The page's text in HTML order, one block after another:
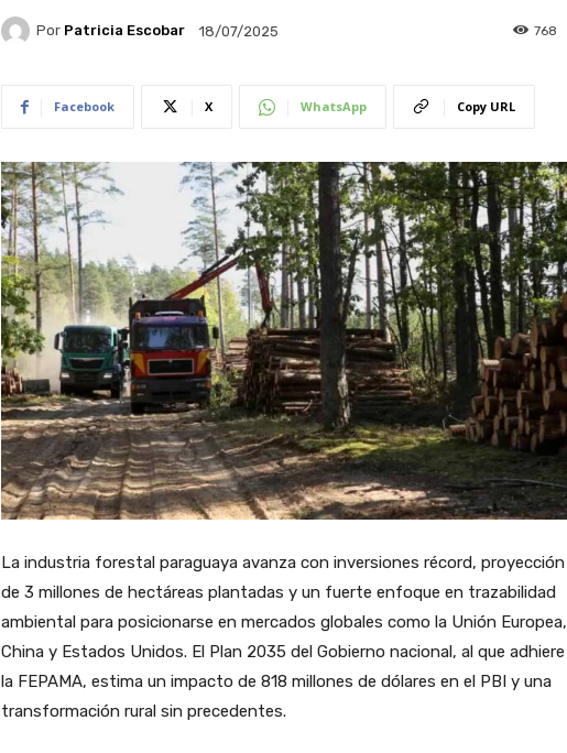
Por Patricia Escobar 18/07/2025 768
Facebook X WhatsApp Copy URL
La industria forestal paraguaya avanza con inversiones récord, proyección
de 3 millones de hectáreas plantadas y un fuerte enfoque en trazabilidad
ambiental para posicionarse en mercados globales como la Unión Europea,
China y Estados Unidos. El Plan 2035 del Gobierno nacional, al que adhiere
la FEPAMA, estima un impacto de 818 millones de dólares en el PBI y una
transformación rural sin precedentes.